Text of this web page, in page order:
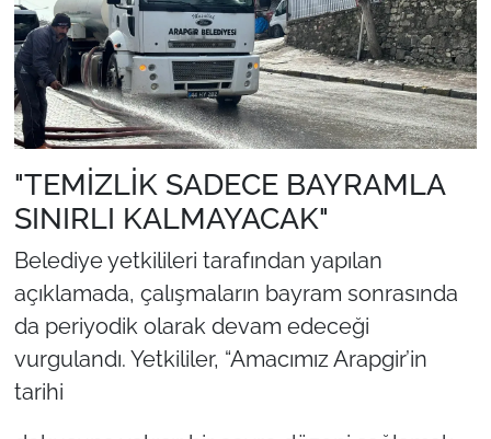
"TEMİZLİK SADECE BAYRAMLA
SINIRLI KALMAYACAK"
Belediye yetkilileri tarafından yapılan
açıklamada, çalışmaların bayram sonrasında
da periyodik olarak devam edeceği
vurgulandı. Yetkililer, “Amacımız Arapgir’in
tarihi